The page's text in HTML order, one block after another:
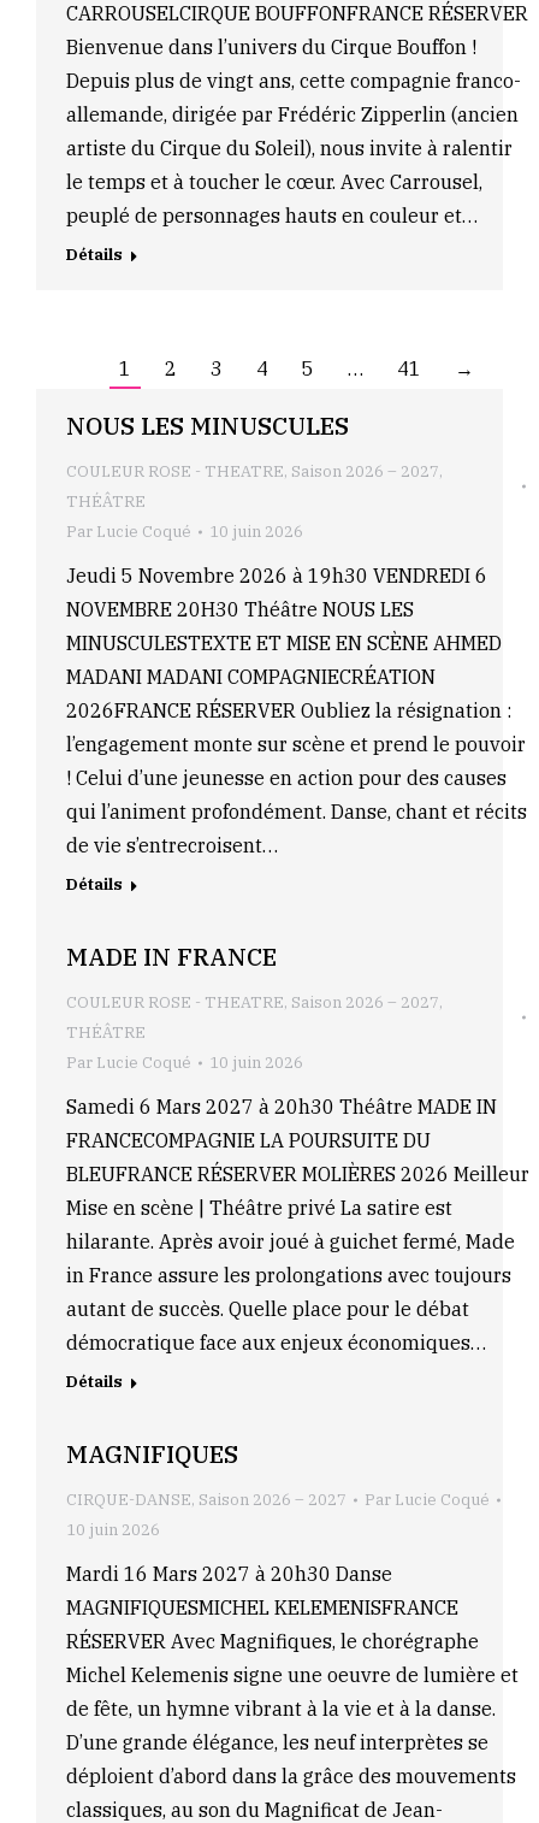
CARROUSELCIRQUE BOUFFONFRANCE RÉSERVER
Bienvenue dans l’univers du Cirque Bouffon !
Depuis plus de vingt ans, cette compagnie franco-
allemande, dirigée par Frédéric Zipperlin (ancien
artiste du Cirque du Soleil), nous invite à ralentir
le temps et à toucher le cœur. Avec Carrousel,
peuplé de personnages hauts en couleur et…
Détails
1 2 3 4 5 … 41 →
NOUS LES MINUSCULES
COULEUR ROSE - THEATRE, Saison 2026 – 2027,
THÉÂTRE
Par Lucie Coqué 10 juin 2026
Jeudi 5 Novembre 2026 à 19h30 VENDREDI 6
NOVEMBRE 20H30 Théâtre NOUS LES
MINUSCULESTEXTE ET MISE EN SCÈNE AHMED
MADANI MADANI COMPAGNIECRÉATION
2026FRANCE RÉSERVER Oubliez la résignation :
l’engagement monte sur scène et prend le pouvoir
! Celui d’une jeunesse en action pour des causes
qui l’animent profondément. Danse, chant et récits
de vie s’entrecroisent…
Détails
MADE IN FRANCE
COULEUR ROSE - THEATRE, Saison 2026 – 2027,
THÉÂTRE
Par Lucie Coqué 10 juin 2026
Samedi 6 Mars 2027 à 20h30 Théâtre MADE IN
FRANCECOMPAGNIE LA POURSUITE DU
BLEUFRANCE RÉSERVER MOLIÈRES 2026 Meilleur
Mise en scène | Théâtre privé La satire est
hilarante. Après avoir joué à guichet fermé, Made
in France assure les prolongations avec toujours
autant de succès. Quelle place pour le débat
démocratique face aux enjeux économiques…
Détails
MAGNIFIQUES
CIRQUE-DANSE, Saison 2026 – 2027 Par Lucie Coqué
10 juin 2026
Mardi 16 Mars 2027 à 20h30 Danse
MAGNIFIQUESMICHEL KELEMENISFRANCE
RÉSERVER Avec Magnifiques, le chorégraphe
Michel Kelemenis signe une oeuvre de lumière et
de fête, un hymne vibrant à la vie et à la danse.
D’une grande élégance, les neuf interprètes se
déploient d’abord dans la grâce des mouvements
classiques, au son du Magnificat de Jean-